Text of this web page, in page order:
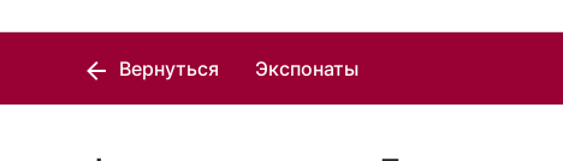
Вернуться Экспонаты